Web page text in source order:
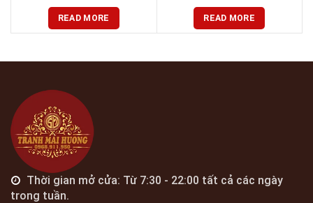
READ MORE READ MORE
Thời gian mở cửa: Từ 7:30 - 22:00 tất cả các ngày
trong tuần.